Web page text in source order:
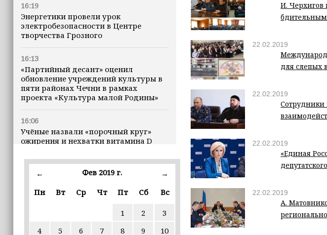
16:19
Энергетики провели урок
электробезопасности в Центре
творчества Грозного
16:13
«Партийный десант» оценил
обновление учреждений культуры в
пяти районах Чечни в рамках
проекта «Культура малой Родины»
16:06
Учёные назвали «порочный круг»
ожирения и нехватки витамина D
16:00
В Чеченской Республике начинается
избирательные комиссии
← Фев 2019 г.
→
Пн
Вт Ср Чт Пт Сб Вс
1 2
3
4
5 6 7 8 9 10
И. Черхигов
22.02.2019
для слепых
22.02.2019
Сотрудники
22.02.2019
«Единая
22.02.2019
А.